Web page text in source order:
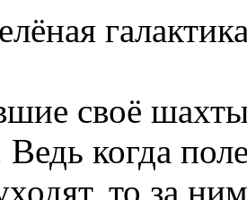
своё
когда
то за